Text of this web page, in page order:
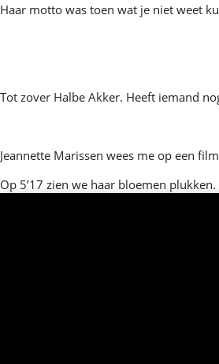
Haar motto was toen wat je niet weet
Tot zover Halbe Akker. Heeft iemand
Jeannette Marissen wees me op een
Op 5’17 zien we haar bloemen plukken.